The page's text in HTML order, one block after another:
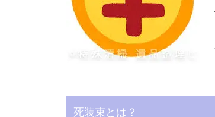
死装束とは？